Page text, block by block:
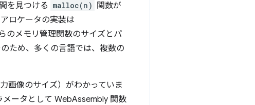
を見つける malloc(n)
関数が
ロケータの実装は
のメモリ管理関数のサイズとパ
ため、多くの言語では、複数の
画像のサイズ）がわかっていま
ータとして WebAssembly 関数